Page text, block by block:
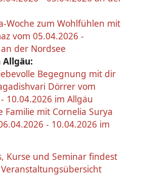
Woche zum Wohlfühlen mit
vom 05.04.2026 -
der Nordsee
Allgäu:
Begegnung mit dir
Dörrer vom
10.04.2026 im Allgäu
Familie mit Cornelia Surya
- 10.04.2026 im
Kurse und Seminar findest